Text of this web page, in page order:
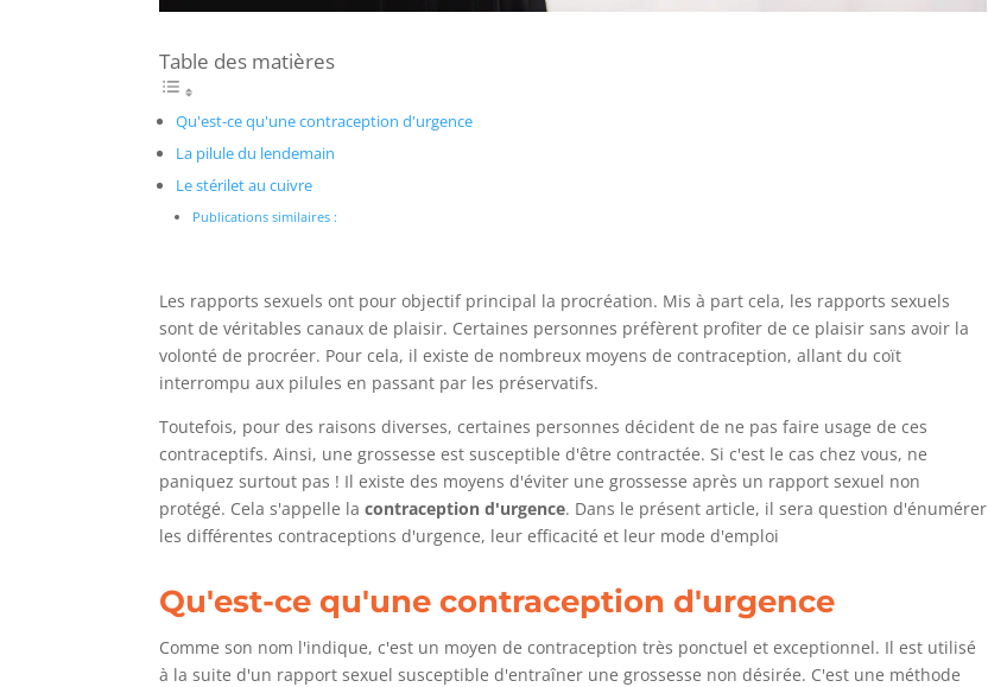
Table des matières
Qu'est-ce qu'une contraception d'urgence
La pilule du lendemain
Le stérilet au cuivre
Publications similaires :
Les rapports sexuels ont pour objectif principal la procréation. Mis à part cela, les rapports sexuels
sont de véritables canaux de plaisir. Certaines personnes préfèrent profiter de ce plaisir sans avoir la
volonté de procréer. Pour cela, il existe de nombreux moyens de contraception, allant du coït
interrompu aux pilules en passant par les préservatifs.
Toutefois, pour des raisons diverses, certaines personnes décident de ne pas faire usage de ces
contraceptifs. Ainsi, une grossesse est susceptible d'être contractée. Si c'est le cas chez vous, ne
paniquez surtout pas ! Il existe des moyens d'éviter une grossesse après un rapport sexuel non
protégé. Cela s'appelle lacontraception d'urgence. Dans le présent article, il sera question d'énumérer
les différentes contraceptions d'urgence, leur efficacité et leur mode d'emploi
Qu'est-ce qu'une contraception d'urgence
Comme son nom l'indique, c'est un moyen de contraception très ponctuel et exceptionnel. Il est utilisé
à la suite d'un rapport sexuel susceptible d'entraîner une grossesse non désirée. C'est une méthode